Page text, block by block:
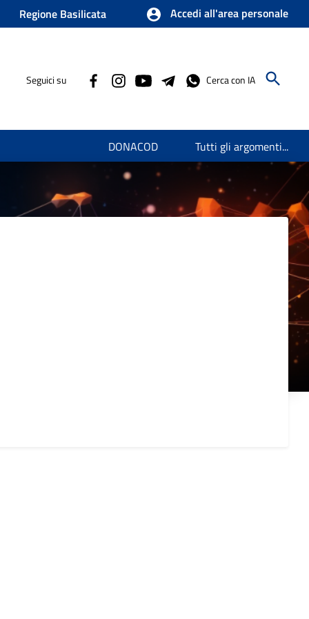
Regione Basilicata Accedi all'area personale
Seguici su Cerca con IA
DONACOD Tutti gli argomenti...